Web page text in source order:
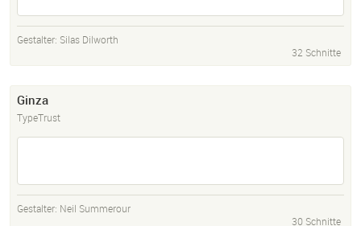
Gestalter: Silas Dilworth
32 Schnitte
Ginza
TypeTrust
Gestalter: Neil Summerour
30 Schnitte